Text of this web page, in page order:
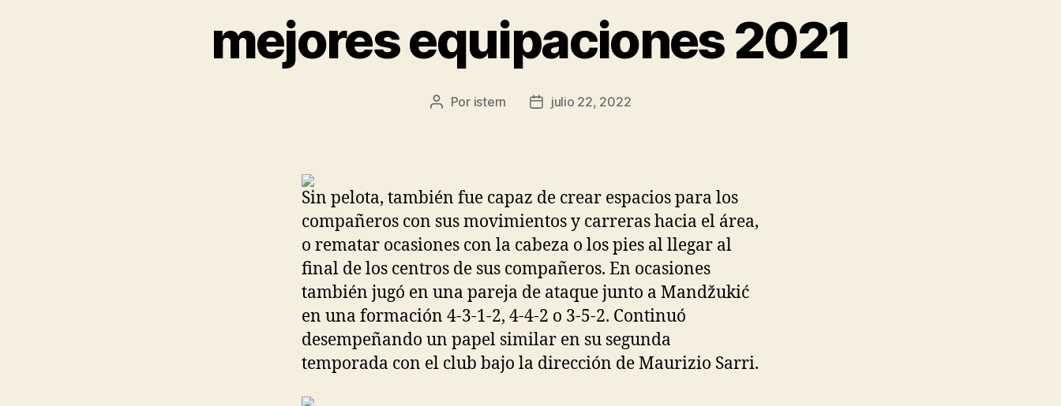
mejores equipaciones 2021
Autor
Por istern
Fechajulio 22, 2022
Sin pelota, también fue capaz de crear espacios para los
compañeros con sus movimientos y carreras hacia el área,
o rematar ocasiones con la cabeza o los pies al llegar al
final de los centros de sus compañeros. En ocasiones
también jugó en una pareja de ataque junto a Mandžukić
en una formación 4-3-1-2, 4-4-2 o 3-5-2. Continuó
desempeñando un papel similar en su segunda
temporada con el club bajo la dirección de Maurizio Sarri.